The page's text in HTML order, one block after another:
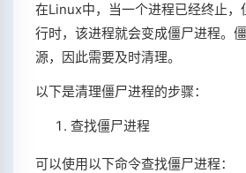
在Linux中，当一个进程已经终止，
行时，该进程就会变成僵尸进程。
源，因此需要及时清理。
以下是清理僵尸进程的步骤：
查找僵尸进程
可以使用以下命令查找僵尸进程：